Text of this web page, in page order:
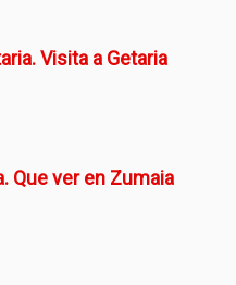
Visita a Getaria
Que ver en Zumaia